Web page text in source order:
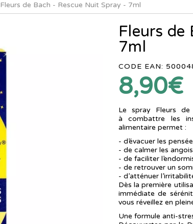
Fleurs de Bach - Rescue Nuit Spray - 7ml
Fleurs de
7ml
CODE EAN:
8,90€
Le spray Fleurs de
à combattre les
alimentaire permet :
- d’évacuer les
- de calmer les
- de faciliter
- de retrouver un
- d’atténuer
Dès la première
immédiate de
vous réveillez en
Une formule anti-